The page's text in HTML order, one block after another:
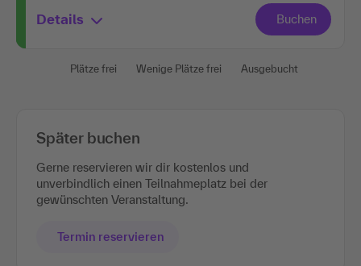
Details
Plätze frei Wenige Plätze frei Ausgebucht
Später buchen
Gerne reservieren wir dir kostenlos und
unverbindlich einen Teilnahmeplatz bei der
gewünschten Veranstaltung.
Termin reservieren